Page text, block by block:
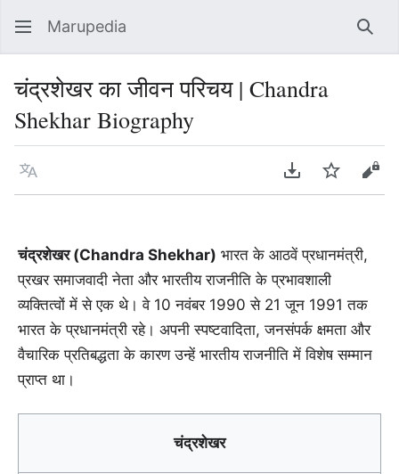
Marupedia
चंद्रशेखर का जीवन परिचय | Chandra
Shekhar Biography
Language Download PDF
Watch
चंद्रशेखर (Chandra Shekhar) भारत के आठवें प्रधानमंत्री,
प्रखर समाजवादी नेता और भारतीय राजनीति के प्रभावशाली
व्यक्तित्वों में से एक थे। वे 10 नवंबर 1990 से 21 जून 1991 तक
भारत के प्रधानमंत्री रहे। अपनी स्पष्टवादिता, जनसंपर्क क्षमता और
वैचारिक प्रतिबद्धता के कारण उन्हें भारतीय राजनीति में विशेष सम्मान
प्राप्त था।
चंद्रशेखर